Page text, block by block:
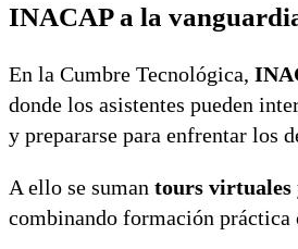
INACAP a la
En la Cumbre Tecnológica,
donde los asistentes pueden
y prepararse para enfrentar los
A ello se suman tours virtuales
combinando formación práctica